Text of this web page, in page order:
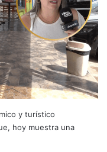
y turístico
hoy muestra una